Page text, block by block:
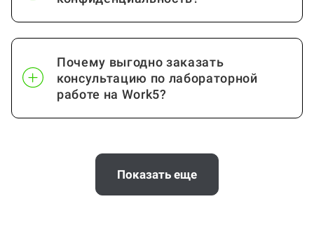
Почему выгодно заказать
консультацию по лабораторной
работе на Work5?
Когда и как нужно оплачивать
Показать еще